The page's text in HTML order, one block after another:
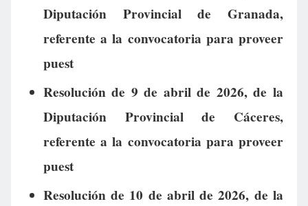
Diputación Provincial de Granada,
referente a la convocatoria para proveer
puest
Resolución de 9 de abril de 2026, de la
Diputación Provincial de Cáceres,
referente a la convocatoria para proveer
puest
Resolución de 10 de abril de 2026, de la